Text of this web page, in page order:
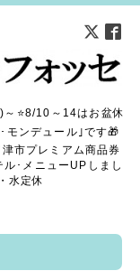
⭐8/10～14はお盆休
モンデュール｣です🎁
市プレミアム商品券
･メニューUPしまし
水定休